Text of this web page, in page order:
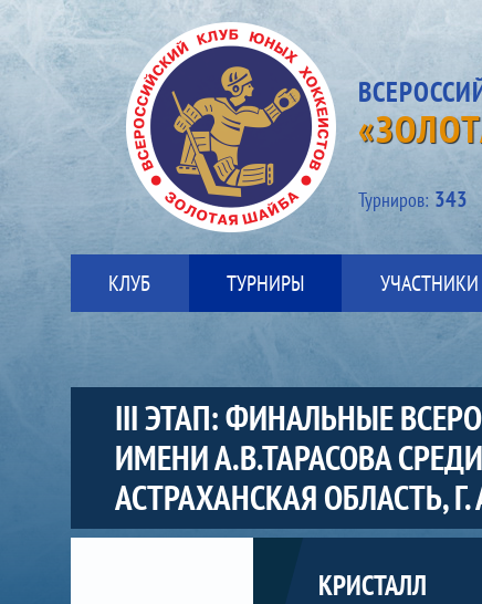
Турниров: 343
КЛУБ ТУРНИРЫ УЧАСТНИКИ
III ЭТАП: ФИНАЛЬНЫЕ
ИМЕНИ А.В.ТАРАСОВА
АСТРАХАНСКАЯ ОБЛАСТЬ,
Команда
КРИСТАЛЛ